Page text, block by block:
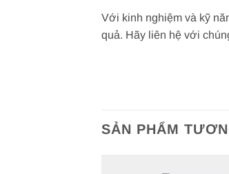
Với kinh nghiệm và kỹ
quả. Hãy liên hệ với
SẢN PHẨM